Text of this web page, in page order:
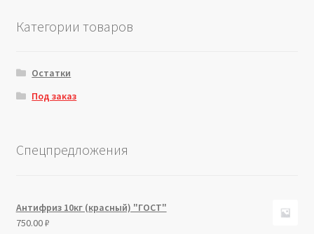
Категории товаров
Остатки
Под заказ
Спецпредложения
Антифриз 10кг (красный) "ГОСТ"
750.00₽